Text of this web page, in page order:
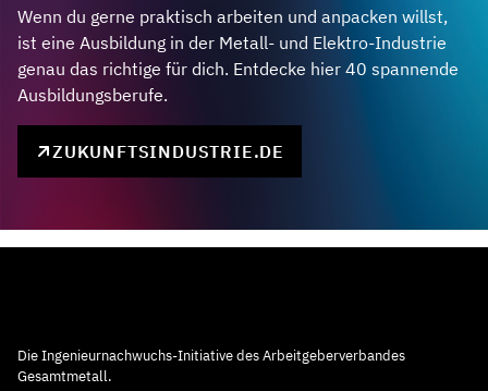
Wenn du gerne praktisch arbeiten und anpacken willst,
ist eine Ausbildung in der Metall- und Elektro-Industrie
genau das richtige für dich. Entdecke hier 40 spannende
Ausbildungsberufe.
ZUKUNFTSINDUSTRIE.DE
Die Ingenieurnachwuchs-Initiative des Arbeitgeberverbandes
Gesamtmetall.